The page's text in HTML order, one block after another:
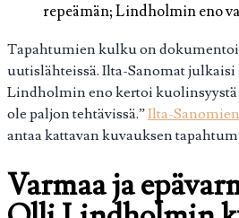
repeämän; Lindholmin eno
Tapahtumien kulku on
uutislähteissä. Ilta-Sanomat
Lindholmin eno kertoi
ole paljon tehtävissä.”Ilta-
antaa kattavan kuvauksen
Varmaa ja